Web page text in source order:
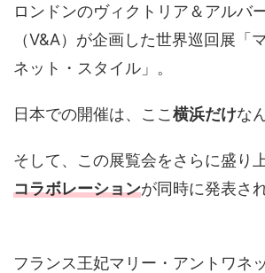
ロンドンのヴィクトリア＆アルバ
（V&A）が企画した世界巡回展「
ネット・スタイル 」。
日本での開催は、ここ 横浜だけな
そして、この展覧会をさらに盛り
コラボレーションが同時に発表さ
フランス王妃マリー・アントワネ